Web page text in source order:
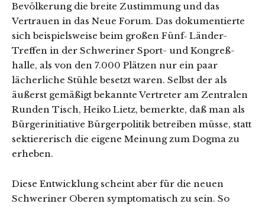
Bevölkerung die breite Zustim­mung und das
Vertrauen in das Neue Forum. Das dokumentierte
sich beispielsweise beim großen Fünf‑ Länder-
Treffen in der Schweriner Sport- und Kongreß­
halle, als von den 7.000 Plätzen nur ein paar
lächerliche Stühle besetzt waren. Selbst der als
äußerst gemäßigt bekannte Vertreter am Zentralen
Runden Tisch, Heiko Lietz, bemerkte, daß man als
Bürgerini­tiative Bürgerpolitik betreiben müsse, statt
sektiererisch die eigene Meinung zum Dogma zu
erheben.
Diese Entwicklung scheint aber für die neuen
Schweriner Oberen symptomatisch zu sein. So